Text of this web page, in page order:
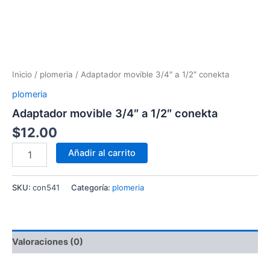
Inicio / plomeria / Adaptador movible 3/4″ a 1/2″ conekta
plomeria
Adaptador movible 3/4″ a 1/2″ conekta
$12.00
Añadir al carrito
SKU: con541 Categoría: plomeria
Valoraciones (0)